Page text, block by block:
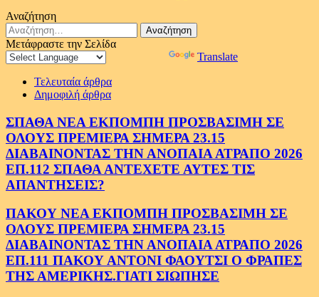
Αναζήτηση
Αναζήτηση
για:
Μετάφραστε την Σελίδα
Translate
Τελευταία άρθρα
Δημοφιλή άρθρα
ΣΠΑΘΑ ΝΕΑ ΕΚΠΟΜΠΗ ΠΡΟΣΒΑΣΙΜΗ ΣΕ
ΟΛΟΥΣ ΠΡΕΜΙΕΡΑ ΣΗΜΕΡΑ 23.15
ΔΙΑΒΑΙΝΟΝΤΑΣ ΤΗΝ ΑΝΟΠΑΙΑ ΑΤΡΑΠΟ 2026
ΕΠ.112 ΣΠΑΘΑ ΑΝΤΕΧΕΤΕ ΑΥΤΕΣ ΤΙΣ
ΑΠΑΝΤΗΣΕΙΣ?
ΠΑΚΟΥ ΝΕΑ ΕΚΠΟΜΠΗ ΠΡΟΣΒΑΣΙΜΗ ΣΕ
ΟΛΟΥΣ ΠΡΕΜΙΕΡΑ ΣΗΜΕΡΑ 23.15
ΔΙΑΒΑΙΝΟΝΤΑΣ ΤΗΝ ΑΝΟΠΑΙΑ ΑΤΡΑΠΟ 2026
ΕΠ.111 ΠΑΚΟΥ ΑΝΤΟΝΙ ΦΑΟΥΤΣΙ Ο ΦΡΑΠΕΣ
ΤΗΣ ΑΜΕΡΙΚΗΣ.ΓΙΑΤΙ ΣΙΩΠΗΣΕ